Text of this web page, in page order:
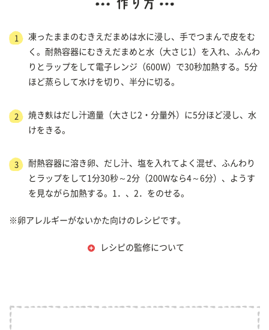
1
凍ったままのむきえだまめは水に浸し、手でつまんで皮をむ
く。耐熱容器にむきえだまめと水（大さじ1）を入れ、ふんわ
りとラップをして電子レンジ（600W）で30秒加熱する。5分
ほど蒸らして水けを切り、半分に切る。
2
焼き麩はだし汁適量（大さじ2・分量外）に5分ほど浸し、水
けをきる。
3
耐熱容器に溶き卵、だし汁、塩を入れてよく混ぜ、ふんわり
とラップをして1分30秒～2分（200Wなら4～6分）、ようす
を見ながら加熱する。1．、2．をのせる。
※卵アレルギーがないかた向けのレシピです。
レシピの監修について